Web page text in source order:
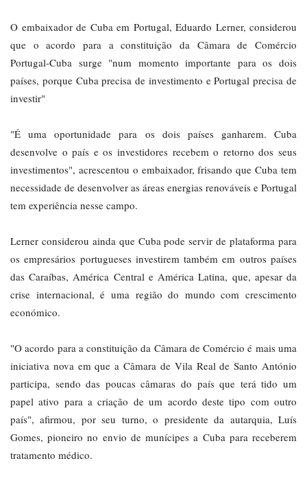
O embaixador de Cuba em Portugal, Eduardo Lerner, considerou
que o acordo para a constituição da Câmara de Comércio
Portugal-Cuba surge "num momento importante para os dois
países, porque Cuba precisa de investimento e Portugal precisa de
investir"
"É uma oportunidade para os dois países ganharem. Cuba
desenvolve o país e os investidores recebem o retorno dos seus
investimentos", acrescentou o embaixador, frisando que Cuba tem
necessidade de desenvolver as áreas energias renováveis e Portugal
tem experiência nesse campo.
Lerner considerou ainda que Cuba pode servir de plataforma para
os empresários portugueses investirem também em outros países
das Caraíbas, América Central e América Latina, que, apesar da
crise internacional, é uma região do mundo com crescimento
económico.
"O acordo para a constituição da Câmara de Comércio é mais uma
iniciativa nova em que a Câmara de Vila Real de Santo António
participa, sendo das poucas câmaras do país que terá tido um
papel ativo para a criação de um acordo deste tipo com outro
país", afirmou, por seu turno, o presidente da autarquia, Luís
Gomes, pioneiro no envio de munícipes a Cuba para receberem
tratamento médico.